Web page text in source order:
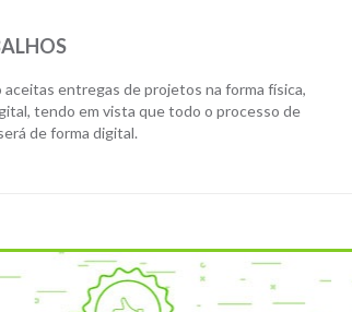
aceitas entregas de projetos na forma física,
tendo em vista que todo o processo de
de forma digital.